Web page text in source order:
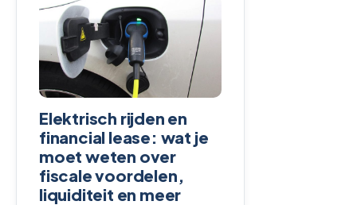
Elektrisch rijden en
financial lease: wat je
moet weten over
fiscale voordelen,
liquiditeit en meer